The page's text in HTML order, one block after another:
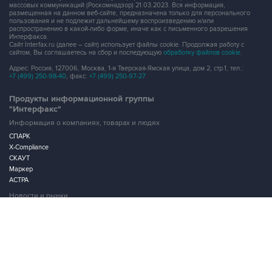
массовых коммуникаций (Роскомнадзор) 21.03.2023. Вся информация,
размещенная на данном веб-сайте, предназначена только для персонального
пользования и не подлежит дальнейшему воспроизведению и/или
распространению в какой-либо форме, иначе как с письменного разрешения
Интерфакса.
Сайт Interfax.ru (далее – сайт) использует файлы cookie. Продолжая работу с
сайтом, Вы соглашаетесь на сбор и последующую обработку файлов cookie.
Адрес: Россия, 127006, Москва, 1-я Тверская-Ямская улица, дом 2, стр.1, тел.:
+7 (499) 250-98-40, факс: +7 (499) 250-97-27
Продукты информационной группы
"Интерфакс"
Информация о компаниях, товарах и людях
СПАРК
X-Compliance
СКАУТ
Маркер
АСТРА
Новости и рынки